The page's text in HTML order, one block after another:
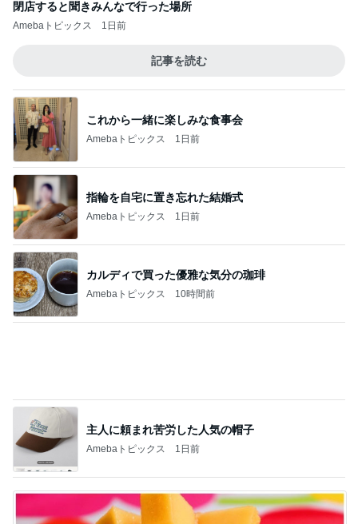
Amebaトピックス 1日前
プリンにマンゴーをのせてアレンジ
Amebaトピックス
記事を読む
6割の銘柄が下落した優待株の状況
Amebaトピックス 2日前
娘が大興奮し並べなかった行列